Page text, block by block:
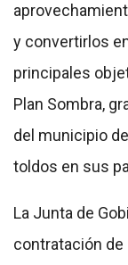
y convertirlos
principales
Plan Sombra,
del municipio
toldos en sus
La Junta de
contratación